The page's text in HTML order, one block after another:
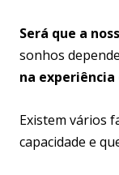
Será que a
sonhos
na experiência
Existem vários
capacidade e